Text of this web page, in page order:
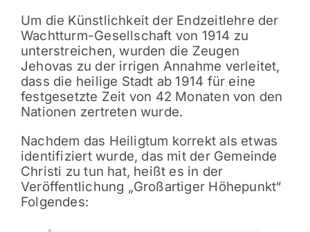
Um die Künstlichkeit der Endzeitlehre der
Wachtturm-Gesellschaft von 1914 zu
unterstreichen, wurden die Zeugen
Jehovas zu der irrigen Annahme verleitet,
dass die heilige Stadt ab 1914 für eine
festgesetzte Zeit von 42 Monaten von den
Nationen zertreten wurde.
Nachdem das Heiligtum korrekt als etwas
identifiziert wurde, das mit der Gemeinde
Christi zu tun hat, heißt es in der
Veröffentlichung „Großartiger Höhepunkt“
Folgendes: